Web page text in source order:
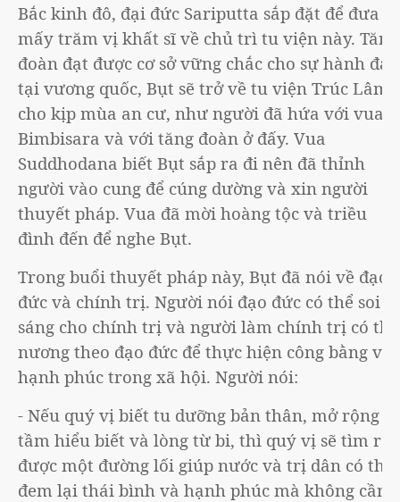
Bắc kinh đô, đại đức Sariputta sắp đặt để đưa
mấy trăm vị khất sĩ về chủ trì tu viện này. Tăng
đoàn đạt được cơ sở vững chắc cho sự hành đạo
tại vương quốc, Bụt sẽ trở về tu viện Trúc Lâm
cho kịp mùa an cư, như người đã hứa với vua
Bimbisara và với tăng đoàn ở đấy. Vua
Suddhodana biết Bụt sắp ra đi nên đã thỉnh
người vào cung để cúng dường và xin người
thuyết pháp. Vua đã mời hoàng tộc và triều
đình đến để nghe Bụt.
Trong buổi thuyết pháp này, Bụt đã nói về đạo
đức và chính trị. Người nói đạo đức có thể soi
sáng cho chính trị và người làm chính trị có thể
nương theo đạo đức để thực hiện công bằng và
hạnh phúc trong xã hội. Người nói:
- Nếu quý vị biết tu dưỡng bản thân, mở rộng
tầm hiểu biết và lòng từ bi, thì quý vị sẽ tìm ra
được một đường lối giúp nước và trị dân có thể
đem lại thái bình và hạnh phúc mà không cần